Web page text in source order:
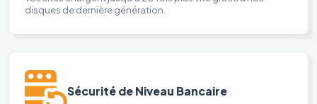
disques de dernière génération.
Sécurité de Niveau Bancaire